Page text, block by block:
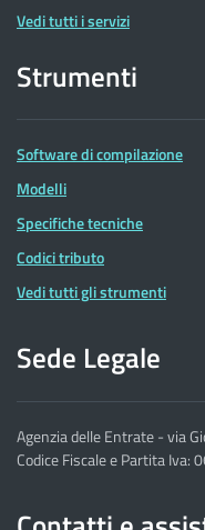
Vedi tutti i servizi
Strumenti
Software di compilazione
Modelli
Specifiche tecniche
Codici tributo
Vedi tutti gli strumenti
Sede Legale
Agenzia delle Entrate - via
Codice Fiscale e Partita Iva: